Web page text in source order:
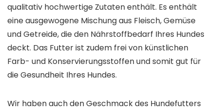
qualitativ hochwertige Zutaten enthält. Es enthält
eine ausgewogene Mischung aus Fleisch, Gemüse
und Getreide, die den Nährstoffbedarf Ihres Hundes
deckt. Das Futter ist zudem frei von künstlichen
Farb- und Konservierungsstoffen und somit gut für
die Gesundheit Ihres Hundes.
Wir haben auch den Geschmack des Hundefutters